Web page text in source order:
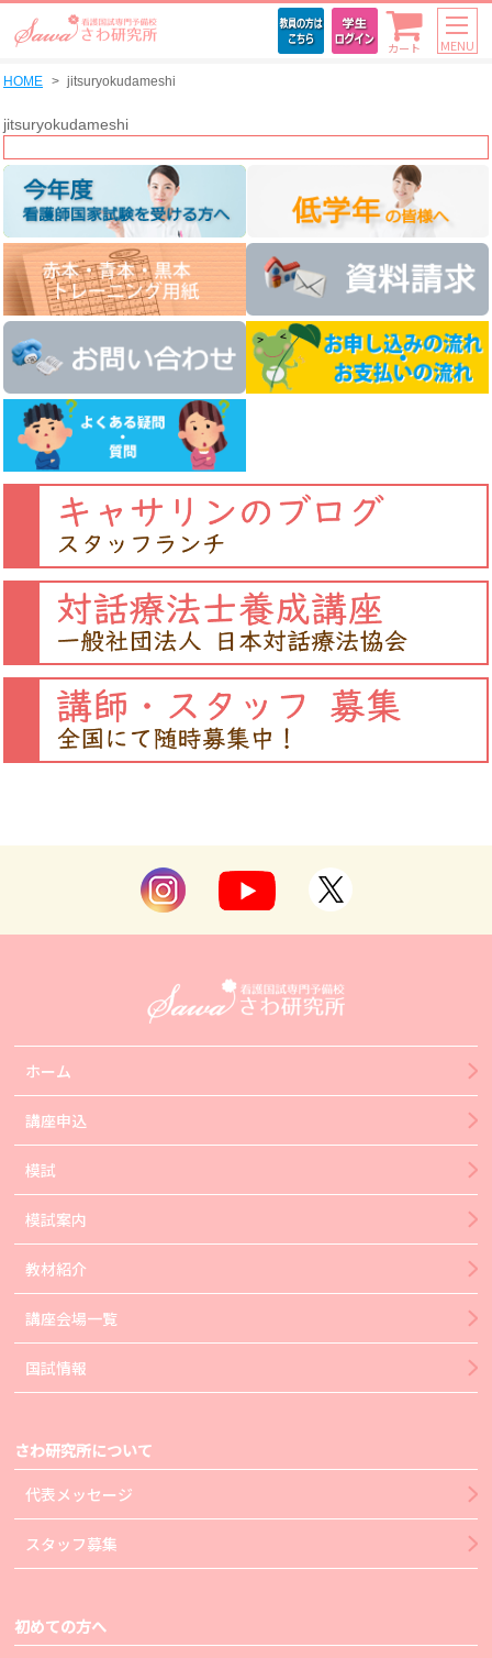
カート MENU
HOME jitsuryokudameshi
jitsuryokudameshi
ホーム
講座申込
模試
模試案内
教材紹介
講座会場一覧
国試情報
さわ研究所について
代表メッセージ
スタッフ募集
初めての方へ